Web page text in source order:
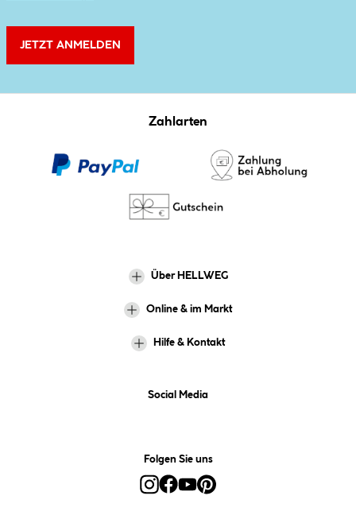
JETZT ANMELDEN
Zahlarten
Über HELLWEG
Online & im Markt
Hilfe & Kontakt
Social Media
Folgen Sie uns